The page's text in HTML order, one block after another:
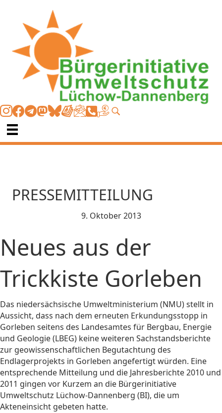
PRESSEMITTEILUNG
9. Oktober 2013
Neues aus der
Trickkiste Gorleben
Das niedersächsische Umweltministerium (NMU) stellt in
Aussicht, dass nach dem erneuten Erkundungsstopp in
Gorleben seitens des Landesamtes für Bergbau, Energie
und Geologie (LBEG) keine weiteren Sachstandsberichte
zur geowissenschaftlichen Begutachtung des
Endlagerprojekts in Gorleben angefertigt würden. Eine
entsprechende Mitteilung und die Jahresberichte 2010 und
2011 gingen vor Kurzem an die Bürgerinitiative
Umweltschutz Lüchow-Dannenberg (BI), die um
Akteneinsicht gebeten hatte.